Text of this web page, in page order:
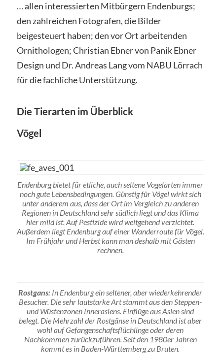
… allen interessierten Mitbürgern Endenburgs;
den zahlreichen Fotografen, die Bilder
beigesteuert haben; den vor Ort arbeitenden
Ornithologen; Christian Ebner von Panik Ebner
Design und Dr. Andreas Lang vom NABU Lörrach
für die fachliche Unterstützung.
Die Tierarten im Überblick
Vögel
Endenburg bietet für etliche, auch seltene Vogelarten immer
noch gute Lebensbedingungen. Günstig für Vögel wirkt sich
unter anderem aus, dass der Ort im Vergleich zu anderen
Regionen in Deutschland sehr südlich liegt und das Klima
hier mild ist. Auf Pestizide wird weitgehend verzichtet.
Außerdem liegt Endenburg auf einer Wanderroute für Vögel.
Im Frühjahr und Herbst kann man deshalb mit Gästen
rechnen.
Rostgans: In Endenburg ein seltener, aber wiederkehrender
Besucher. Die sehr lautstarke Art stammt aus den Steppen-
und Wüstenzonen Innerasiens. Einflüge aus Asien sind
belegt. Die Mehrzahl der Rostgänse in Deutschland ist aber
wohl auf Gefangenschaftsflüchlinge oder deren
Nachkommen zurückzuführen. Seit den 1980er Jahren
kommt es in Baden-Württemberg zu Bruten.